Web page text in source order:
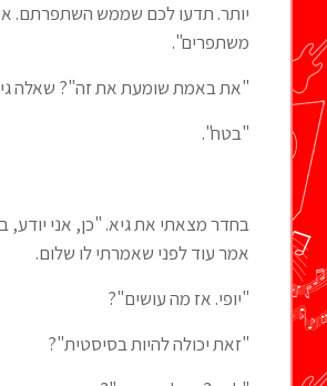
יותר. תדעו לכם שממש השתפרתם.
משתפרים".
"את באמת שומעת את זה"? שאלה
"בטח".
בחדר מצאתי את גיא. "כן, אני יודע,
אמר עוד לפני שאמרתי לו שלום.
"יופי. אז מה עושים"?
"זאת יכולה להיות בסיסטית"?